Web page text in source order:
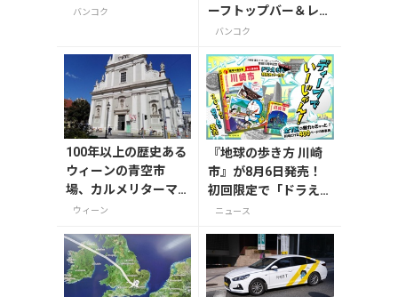
バンコク
ーフトップバー＆レス
トランのあるバンコク
バンコク
100年以上の歴史ある
ウィーンの青空市
場、カルメリターマ
ルクトで元気をもら
ウィーン
『地球の歩き方 川崎
市』が8月6日発売！
初回限定で「ドラえも
ん」描き下ろし特別カ
ニュース